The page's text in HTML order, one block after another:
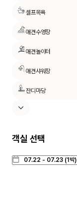
셀프목욕
애견수영장
애견놀이터
애견샤워장
잔디마당
객실 선택